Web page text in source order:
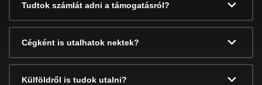
Tudtok számlát adni a támogatásról?
Cégként is utalhatok nektek?
Külföldről is tudok utalni?